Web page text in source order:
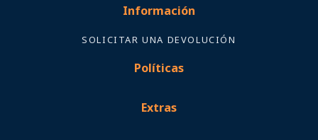
Información
SOLICITAR UNA DEVOLUCIÓN
Políticas
Extras